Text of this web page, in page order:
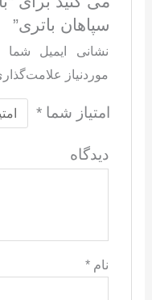
سپاهان باتری”
نشانی ایمیل
موردنیاز
امتیاز شما*
نام*